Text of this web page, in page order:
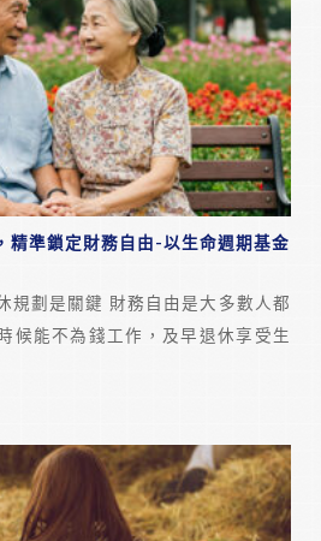
精準鎖定財務自由-以生命週期基金
規劃是關鍵 財務自由是大多數人都
候能不為錢工作，及早退休享受生